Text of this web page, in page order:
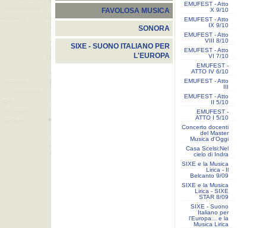
FAVOLOSA MUSICA
SONORA
SIXE - SUONO ITALIANO PER
L'EUROPA
EMUFEST - Atto
X 9/10
EMUFEST - Atto
IX 9/10
EMUFEST - Atto
VIII 8/10
EMUFEST - Atto
VI 7/10
EMUFEST -
ATTO IV 6/10
EMUFEST - Atto
III
EMUFEST - Atto
II 5/10
EMUFEST -
ATTO I 5/10
Concerto docenti
del Master
Musica d'Oggi
Casa Scelsi:Nel
cielo di Indra
SIXE e la Musica
Lirica - Il
Belcanto 9/09
SIXE e la Musica
Lirica - SIXE
STAR 8/09
SIXE - Suono
Italiano per
l'Europa... e la
Musica Lirica